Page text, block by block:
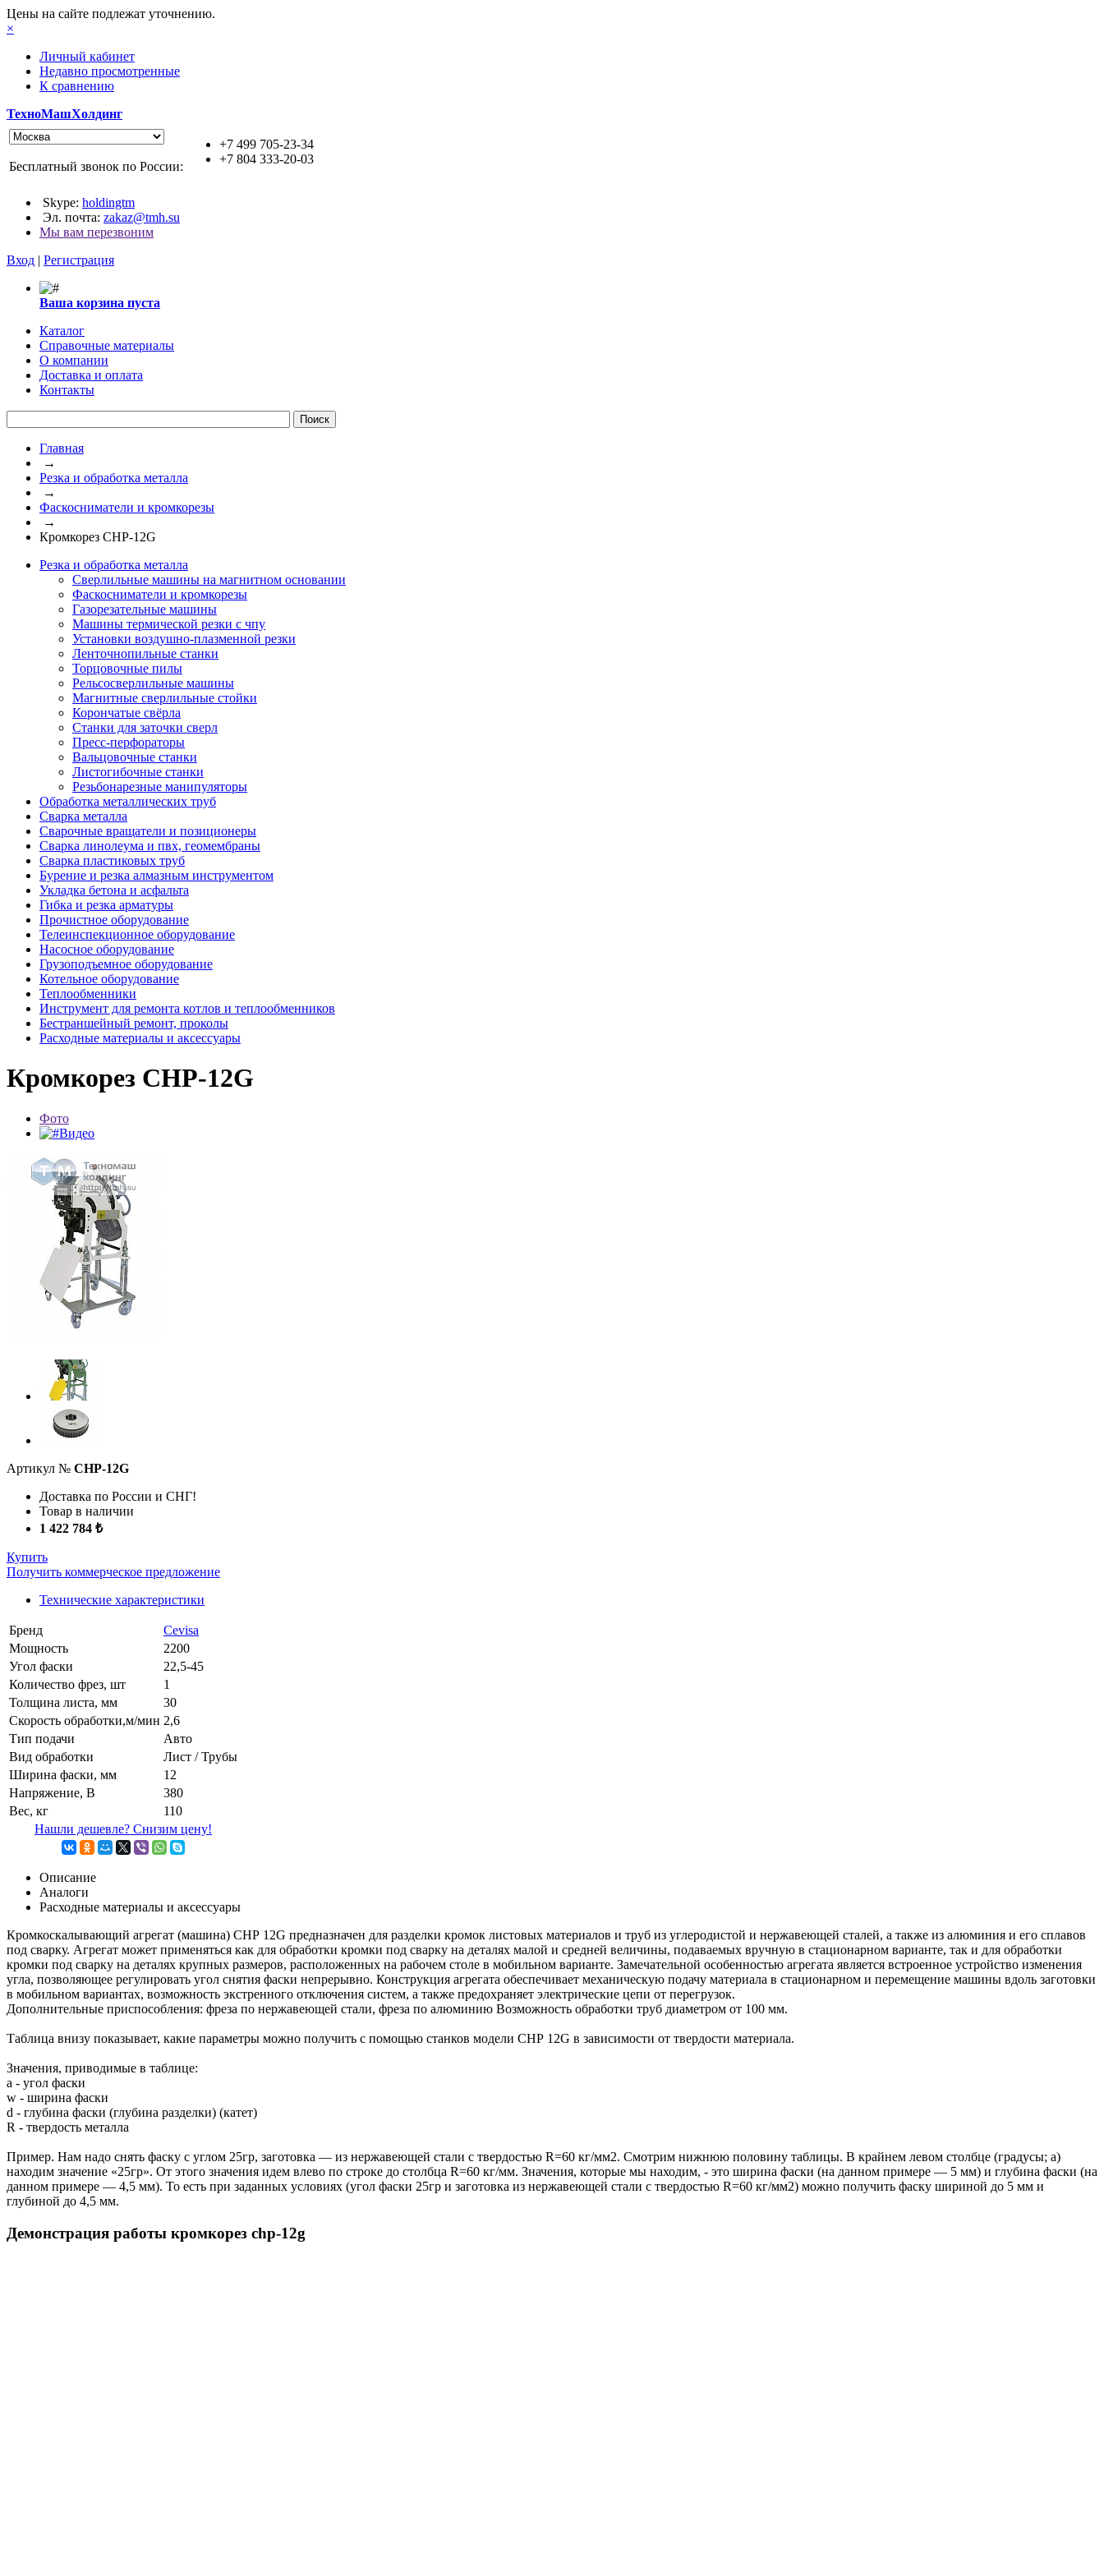
Цены на сайте подлежат уточнению.
×
Личный кабинет
Недавно просмотренные
К сравнению
ТехноМашХолдинг
+7 499 705-23-34
+7 804 333-20-03
Бесплатный звонок по России:
Skype: holdingtm
Эл. почта: zakaz@tmh.su
Мы вам перезвоним
Вход | Регистрация
Ваша корзина пуста
Каталог
Справочные материалы
О компании
Доставка и оплата
Контакты
Главная
→
Резка и обработка металла
→
Фаскосниматели и кромкорезы
→
Кромкорез CHP-12G
Резка и обработка металла
Сверлильные машины на магнитном основании
Фаскосниматели и кромкорезы
Газорезательные машины
Машины термической резки с чпу
Установки воздушно-плазменной резки
Ленточнопильные станки
Торцовочные пилы
Рельсосверлильные машины
Магнитные сверлильные стойки
Корончатые свёрла
Станки для заточки сверл
Пресс-перфораторы
Вальцовочные станки
Листогибочные станки
Резьбонарезные манипуляторы
Обработка металлических труб
Сварка металла
Сварочные вращатели и позиционеры
Сварка линолеума и пвх, геомембраны
Сварка пластиковых труб
Бурение и резка алмазным инструментом
Укладка бетона и асфальта
Гибка и резка арматуры
Прочистное оборудование
Телеинспекционное оборудование
Насосное оборудование
Грузоподъемное оборудование
Котельное оборудование
Теплообменники
Инструмент для ремонта котлов и теплообменников
Бестраншейный ремонт, проколы
Расходные материалы и аксессуары
Кромкорез CHP-12G
Фото
Видео
Артикул № CHP-12G
Доставка по России и СНГ!
Товар в наличии
1 422 784 ₺
Купить
Получить коммерческое предложение
Технические характеристики
Бренд
Cevisa
Мощность
2200
Угол фаски
22,5-45
Количество фрез, шт
1
Толщина листа, мм
30
Скорость обработки,м/мин 2,6
Тип подачи
Авто
Вид обработки
Лист / Трубы
Ширина фаски, мм
12
Напряжение, В
380
Вес, кг
110
Нашли дешевле? Снизим цену!
Описание
Аналоги
Расходные материалы и аксессуары
Кромкоскалывающий агрегат (машина) СНР 12G предназначен для разделки кромок листовых материалов и труб из углеродистой и нержавеющей сталей, а также из алюминия и его сплавов
под сварку. Агрегат может применяться как для обработки кромки под сварку на деталях малой и средней величины, подаваемых вручную в стационарном варианте, так и для обработки
кромки под сварку на деталях крупных размеров, расположенных на рабочем столе в мобильном варианте. Замечательной особенностью агрегата является встроенное устройство изменения
угла, позволяющее регулировать угол снятия фаски непрерывно. Конструкция агрегата обеспечивает механическую подачу материала в стационарном и перемещение машины вдоль заготовки
в мобильном вариантах, возможность экстренного отключения систем, а также предохраняет электрические цепи от перегрузок.
Дополнительные приспособления: фреза по нержавеющей стали, фреза по алюминию Возможность обработки труб диаметром от 100 мм.
Таблица внизу показывает, какие параметры можно получить с помощью станков модели СНР 12G в зависимости от твердости материала.
Значения, приводимые в таблице:
а - угол фаски
w - ширина фаски
d - глубина фаски (глубина разделки) (катет)
R - твердость металла
Пример. Нам надо снять фаску с углом 25гр, заготовка — из нержавеющей стали с твердостью R=60 кг/мм2. Смотрим нижнюю половину таблицы. В крайнем левом столбце (градусы; а)
находим значение «25гр». От этого значения идем влево по строке до столбца R=60 кг/мм. Значения, которые мы находим, - это ширина фаски (на данном примере — 5 мм) и глубина фаски (на
данном примере — 4,5 мм). То есть при заданных условиях (угол фаски 25гр и заготовка из нержавеющей стали с твердостью R=60 кг/мм2) можно получить фаску шириной до 5 мм и
глубиной до 4,5 мм.
Демонстрация работы кромкорез chp-12g